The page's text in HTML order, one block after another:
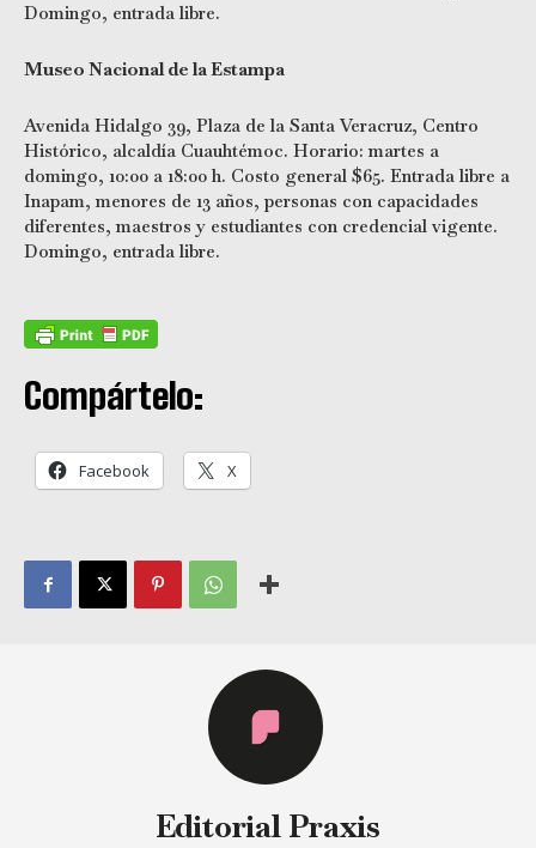
Domingo, entrada libre.
Museo Nacional de la Estampa
Avenida Hidalgo 39, Plaza de la Santa Veracruz, Centro
Histórico, alcaldía Cuauhtémoc. Horario: martes a
domingo, 10:00 a 18:00 h. Costo general $65. Entrada libre a
Inapam, menores de 13 años, personas con capacidades
diferentes, maestros y estudiantes con credencial vigente.
Domingo, entrada libre.
Compártelo:
Facebook X
Editorial Praxis